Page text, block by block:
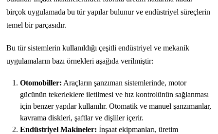
birçok uygulamada bu tür yapılar bulunur ve endüstriyel süreçlerin
temel bir parçasıdır.
Bu tür sistemlerin kullanıldığı çeşitli endüstriyel ve mekanik
uygulamaların bazı örnekleri aşağıda verilmiştir:
Otomobiller: Araçların şanzıman sistemlerinde, motor
gücünün tekerleklere iletilmesi ve hız kontrolünün sağlanması
için benzer yapılar kullanılır. Otomatik ve manuel şanzımanlar,
kavrama diskleri, şaftlar ve dişliler içerir.
Endüstriyel Makineler: İnşaat ekipmanları, üretim